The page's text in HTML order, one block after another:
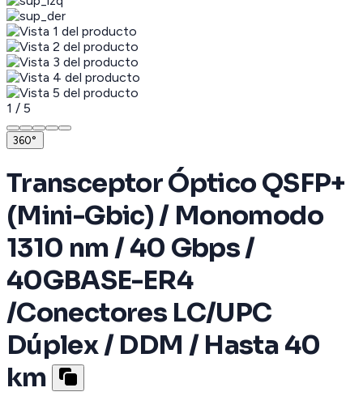
1 / 5
360°
Transceptor Óptico QSFP+
(Mini-Gbic) / Monomodo
1310 nm / 40 Gbps /
40GBASE-ER4
/Conectores LC/UPC
Dúplex / DDM / Hasta 40
km